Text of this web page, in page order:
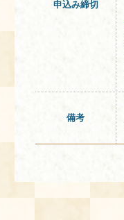
申込み締切
備考